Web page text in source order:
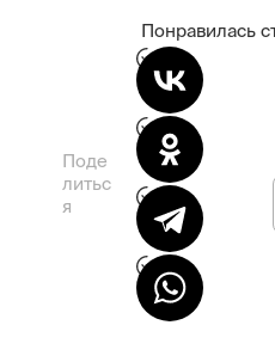
Понравилась
Поде
литьс
я